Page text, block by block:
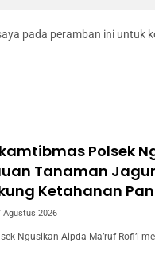
pada peramban ini untuk
Polsek
Tanaman
Ketahanan
Agustus 2026
Ngusikan Aipda Ma’ruf Rofi’i